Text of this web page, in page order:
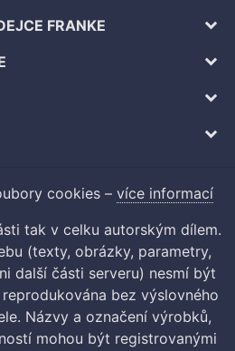
FRANKE
cookies – více informací
tak v celku autorským dílem.
(texty, obrázky, parametry,
další části serveru) nesmí být
bez výslovného
Názvy a označení výrobků,
mohou být registrovanými